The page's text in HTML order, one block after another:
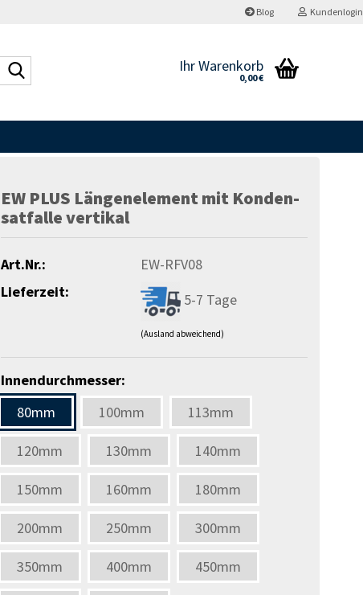
Blog Kundenlogin
Ihr Warenkorb
0,00 €
EW PLUS Län­gen­ele­ment mit Kon­den­
sat­fal­le ver­ti­kal
Art.Nr.:
EW-RFV08
Lieferzeit:
5-7 Tage
(Ausland abweichend)
Innendurchmesser:
80mm
100mm 113mm
120mm 130mm 140mm
150mm 160mm 180mm
200mm 250mm 300mm
350mm 400mm 450mm